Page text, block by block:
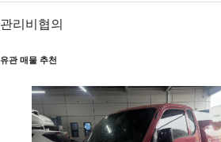
관리비 협의
유관 매물 추천